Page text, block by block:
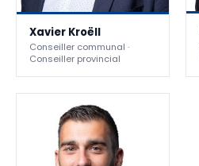
Xavier Kroëll
Conseiller communal ·
Conseiller provincial